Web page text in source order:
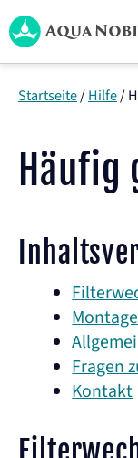
Zum
Inhalt
springen
Startseite/Hilfe/
Häufig
Fragen
Kontakt